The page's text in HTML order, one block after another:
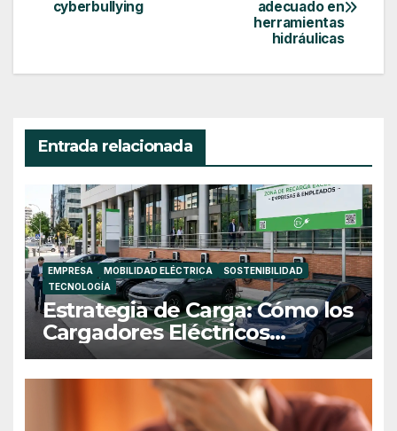
adecuado en
herramientas
hidráulicas
cyberbullying
Entrada relacionada
EMPRESA MOBILIDAD ELÉCTRICA
SOSTENIBILIDAD
TECNOLOGÍA
Estrategia de Carga: Cómo los
Cargadores Eléctricos
Transforman el Entorno
Empresarial